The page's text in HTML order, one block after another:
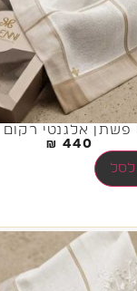
אלגנטי רקום 4.5 מטר
440
₪
לסל